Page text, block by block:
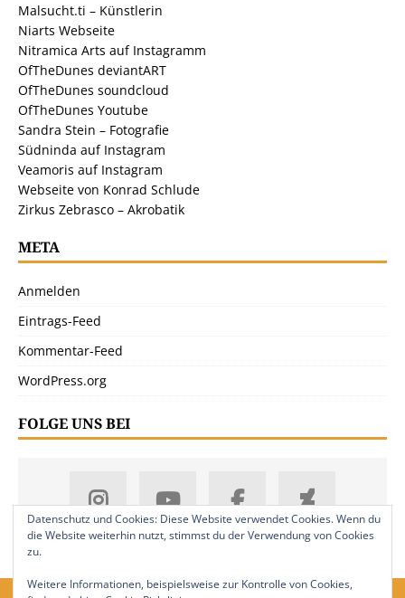
Malsucht.ti – Künstlerin
Niarts Webseite
Nitramica Arts auf Instagramm
OfTheDunes deviantART
OfTheDunes soundcloud
OfTheDunes Youtube
Sandra Stein – Fotografie
Südninda auf Instagram
Veamoris auf Instagram
Webseite von Konrad Schlude
Zirkus Zebrasco – Akrobatik
META
Anmelden
Eintrags-Feed
Kommentar-Feed
WordPress.org
FOLGE UNS BEI
Datenschutz und Cookies: Diese Website verwendet Cookies. Wenn du
die Website weiterhin nutzt, stimmst du der Verwendung von Cookies
zu.
Weitere Informationen, beispielsweise zur Kontrolle von Cookies,